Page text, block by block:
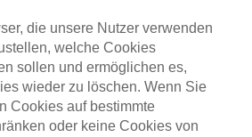
die unsere Nutzer verwenden
welche Cookies
sollen und ermöglichen es,
wieder zu löschen. Wenn Sie
Cookies auf bestimmte
oder keine Cookies von